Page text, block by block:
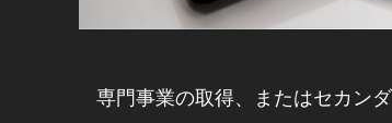
専門事業の取得、またはセカン